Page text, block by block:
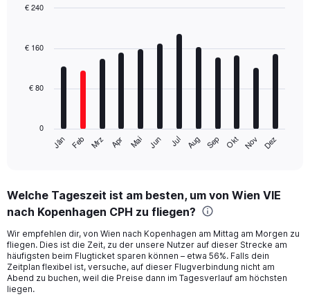
with
The
Range:
12
The
chart
has
1
Y
Jän Feb Mrz Apr Mai Jun Jul Aug Sep Okt Nov Dez
0
€ 80
€ 160
€ 240
Welche Tageszeit ist am besten, um von Wien VIE
nach Kopenhagen CPH zu fliegen?
Wir empfehlen dir, von Wien nach Kopenhagen am Mittag am Morgen zu
fliegen. Dies ist die Zeit, zu der unsere Nutzer auf dieser Strecke am
häufigsten beim Flugticket sparen können – etwa 56%. Falls dein
Zeitplan flexibel ist, versuche, auf dieser Flugverbindung nicht am
Abend zu buchen, weil die Preise dann im Tagesverlauf am höchsten
liegen.